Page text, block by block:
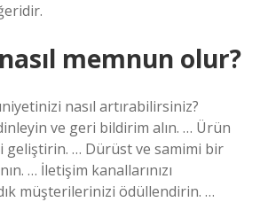
memnun olur?
nasıl artırabilirsiniz?
ve geri bildirim alın. … Ürün
geliştirin. … Dürüst ve samimi bir
… İletişim kanallarınızı
müşterilerinizi ödüllendirin. …